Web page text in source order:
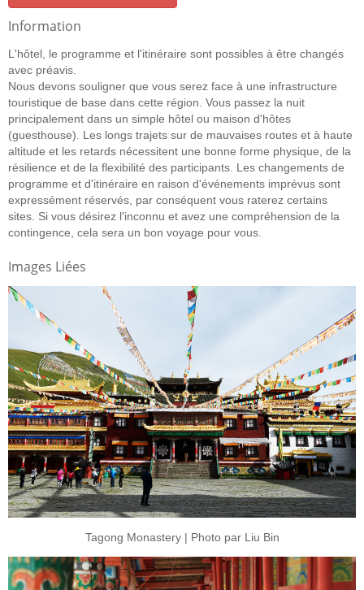
Information
L'hôtel, le programme et l'itinéraire sont possibles à être changés
avec préavis.
Nous devons souligner que vous serez face à une infrastructure
touristique de base dans cette région. Vous passez la nuit
principalement dans un simple hôtel ou maison d'hôtes
(guesthouse). Les longs trajets sur de mauvaises routes et à haute
altitude et les retards nécessitent une bonne forme physique, de la
résilience et de la flexibilité des participants. Les changements de
programme et d'itinéraire en raison d'événements imprévus sont
expressément réservés, par conséquent vous raterez certains
sites. Si vous désirez l'inconnu et avez une compréhension de la
contingence, cela sera un bon voyage pour vous.
Images Liées
Tagong Monastery | Photo par Liu Bin